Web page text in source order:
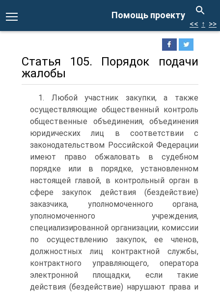
Помощь проекту
<< ↑ >>
Статья 105. Порядок подачи
жалобы
1. Любой участник закупки, а также
осуществляющие общественный контроль
общественные объединения, объединения
юридических лиц в соответствии с
законодательством Российской Федерации
имеют право обжаловать в судебном
порядке или в порядке, установленном
настоящей главой, в контрольный орган в
сфере закупок действия (бездействие)
заказчика, уполномоченного органа,
уполномоченного учреждения,
специализированной организации, комиссии
по осуществлению закупок, ее членов,
должностных лиц контрактной службы,
контрактного управляющего, оператора
электронной площадки, если такие
действия (бездействие) нарушают права и